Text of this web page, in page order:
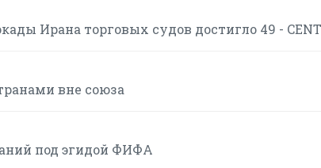
Ирана торговых судов достигло 49 -
вне союза
под эгидой ФИФА